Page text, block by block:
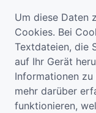
Um diese Daten
Cookies. Bei
Textdateien, die
auf Ihr Gerät
Informationen zu
mehr darüber
funktionieren,